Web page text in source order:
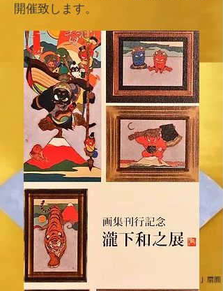
開催致します。